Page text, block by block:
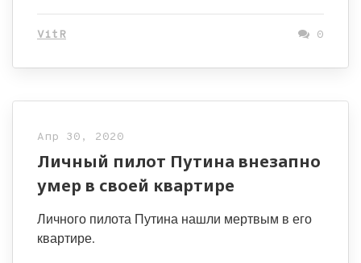
VitR 0
Апр 30, 2020
Личный пилот Путина внезапно
умер в своей квартире
Личного пилота Путина нашли мертвым в его
квартире.